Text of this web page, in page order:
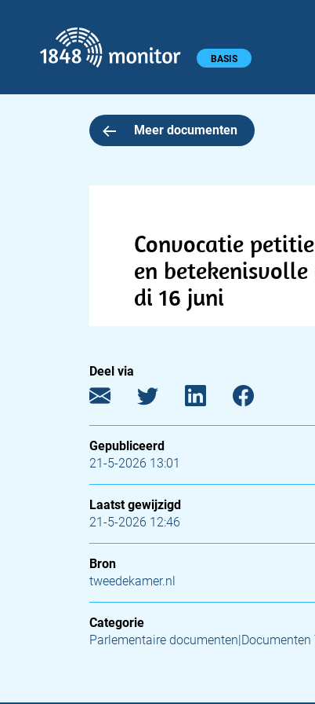
Hoofdmenu BASIS
Meer documenten
Convocatie
en
di 16 juni
Deel via
Gepubliceerd
21-5-2026 13:01
Laatst gewijzigd
21-5-2026 12:46
Bron
tweedekamer.nl
Categorie
Parlementaire documenten|Documenten